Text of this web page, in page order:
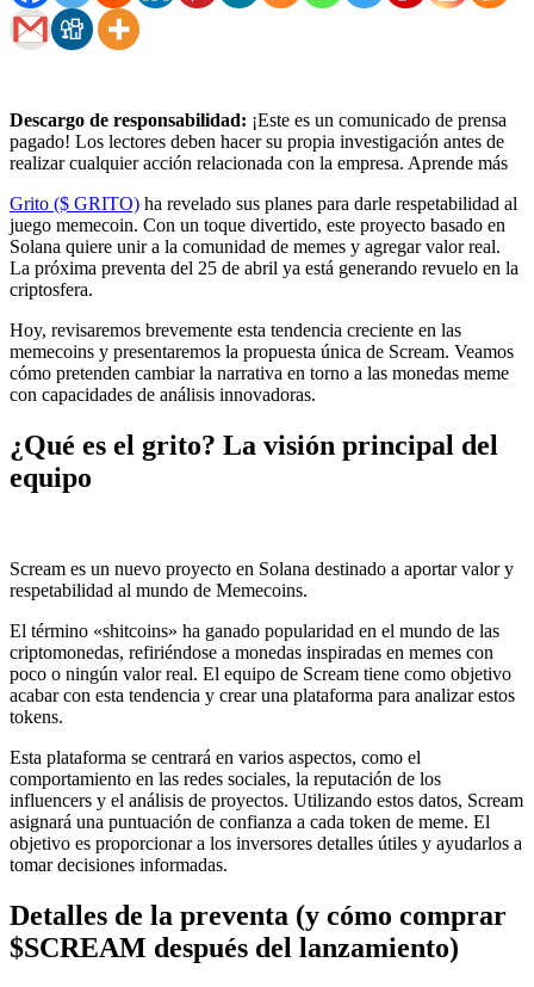
Descargo de responsabilidad: ¡Este es un comunicado de prensa
pagado! Los lectores deben hacer su propia investigación antes de
realizar cualquier acción relacionada con la empresa. Aprende más
Grito ($ GRITO) ha revelado sus planes para darle respetabilidad al
juego memecoin. Con un toque divertido, este proyecto basado en
Solana quiere unir a la comunidad de memes y agregar valor real.
La próxima preventa del 25 de abril ya está generando revuelo en la
criptosfera.
Hoy, revisaremos brevemente esta tendencia creciente en las
memecoins y presentaremos la propuesta única de Scream. Veamos
cómo pretenden cambiar la narrativa en torno a las monedas meme
con capacidades de análisis innovadoras.
¿Qué es el grito? La visión principal del
equipo
Scream es un nuevo proyecto en Solana destinado a aportar valor y
respetabilidad al mundo de Memecoins.
El término «shitcoins» ha ganado popularidad en el mundo de las
criptomonedas, refiriéndose a monedas inspiradas en memes con
poco o ningún valor real. El equipo de Scream tiene como objetivo
acabar con esta tendencia y crear una plataforma para analizar estos
tokens.
Esta plataforma se centrará en varios aspectos, como el
comportamiento en las redes sociales, la reputación de los
influencers y el análisis de proyectos. Utilizando estos datos, Scream
asignará una puntuación de confianza a cada token de meme. El
objetivo es proporcionar a los inversores detalles útiles y ayudarlos a
tomar decisiones informadas.
Detalles de la preventa (y cómo comprar
$SCREAM después del lanzamiento)